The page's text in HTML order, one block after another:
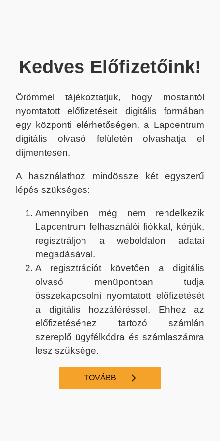
Kedves Előfizetőink!
Örömmel tájékoztatjuk, hogy mostantól
nyomtatott előfizetéseit digitális formában
egy központi elérhetőségen, a Lapcentrum
digitális olvasó felületén olvashatja el
díjmentesen.
A használathoz mindössze két egyszerű
lépés szükséges:
Amennyiben még nem rendelkezik
Lapcentrum felhasználói fiókkal, kérjük,
regisztráljon a weboldalon adatai
megadásával.
A regisztrációt követően a digitális
olvasó menüpontban tudja
összekapcsolni nyomtatott előfizetését
a digitális hozzáféréssel. Ehhez az
előfizetéséhez tartozó számlán
szereplő ügyfélkódra és számlaszámra
lesz szüksége.
TOVÁBB